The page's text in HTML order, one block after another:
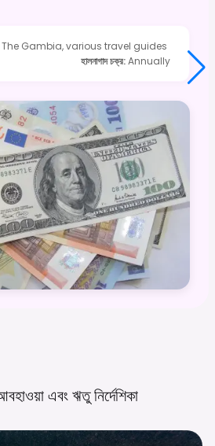
Gambia, various travel guides
হালনাগাদ চক্র:Annually
এবং ঋতুনির্দেশিকা